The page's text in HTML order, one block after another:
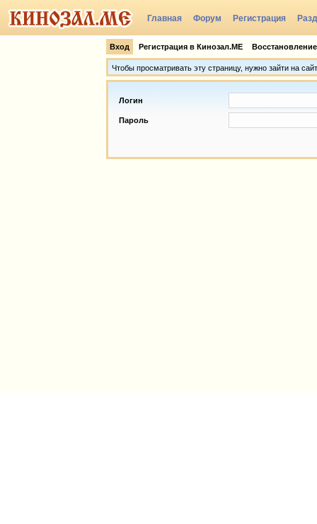
Главная Форум Регистрация
Вход Регистрация в Кинозал.МЕ
Чтобы просматривать эту страницу, нужно зайти на сайт
Логин
Пароль